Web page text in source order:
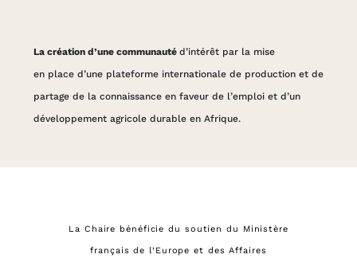
La création d’une communauté d’intérêt par la mise
en place d’une plateforme internationale de production et de
partage de la connaissance en faveur de l’emploi et d’un
développement agricole durable en Afrique.
La Chaire bénéficie du soutien du Ministère
français de l’Europe et des Affaires